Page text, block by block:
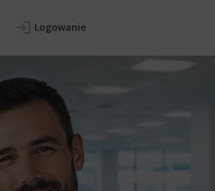
Logowanie